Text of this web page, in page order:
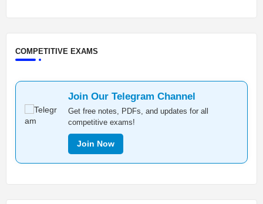
COMPETITIVE EXAMS
Join Our Telegram Channel
Get free notes, PDFs, and updates for all
competitive exams!
Join Now